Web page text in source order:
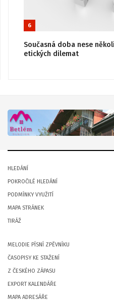
6
Současná doba nese
etických dilemat
HLEDÁNÍ
POKROČILÉ HLEDÁNÍ
PODMÍNKY VYUŽITÍ
MAPA STRÁNEK
TIRÁŽ
MELODIE PÍSNÍ ZPĚVNÍKU
ČASOPISY KE STAŽENÍ
Z ČESKÉHO ZÁPASU
EXPORT KALENDÁŘE
MAPA ADRESÁŘE